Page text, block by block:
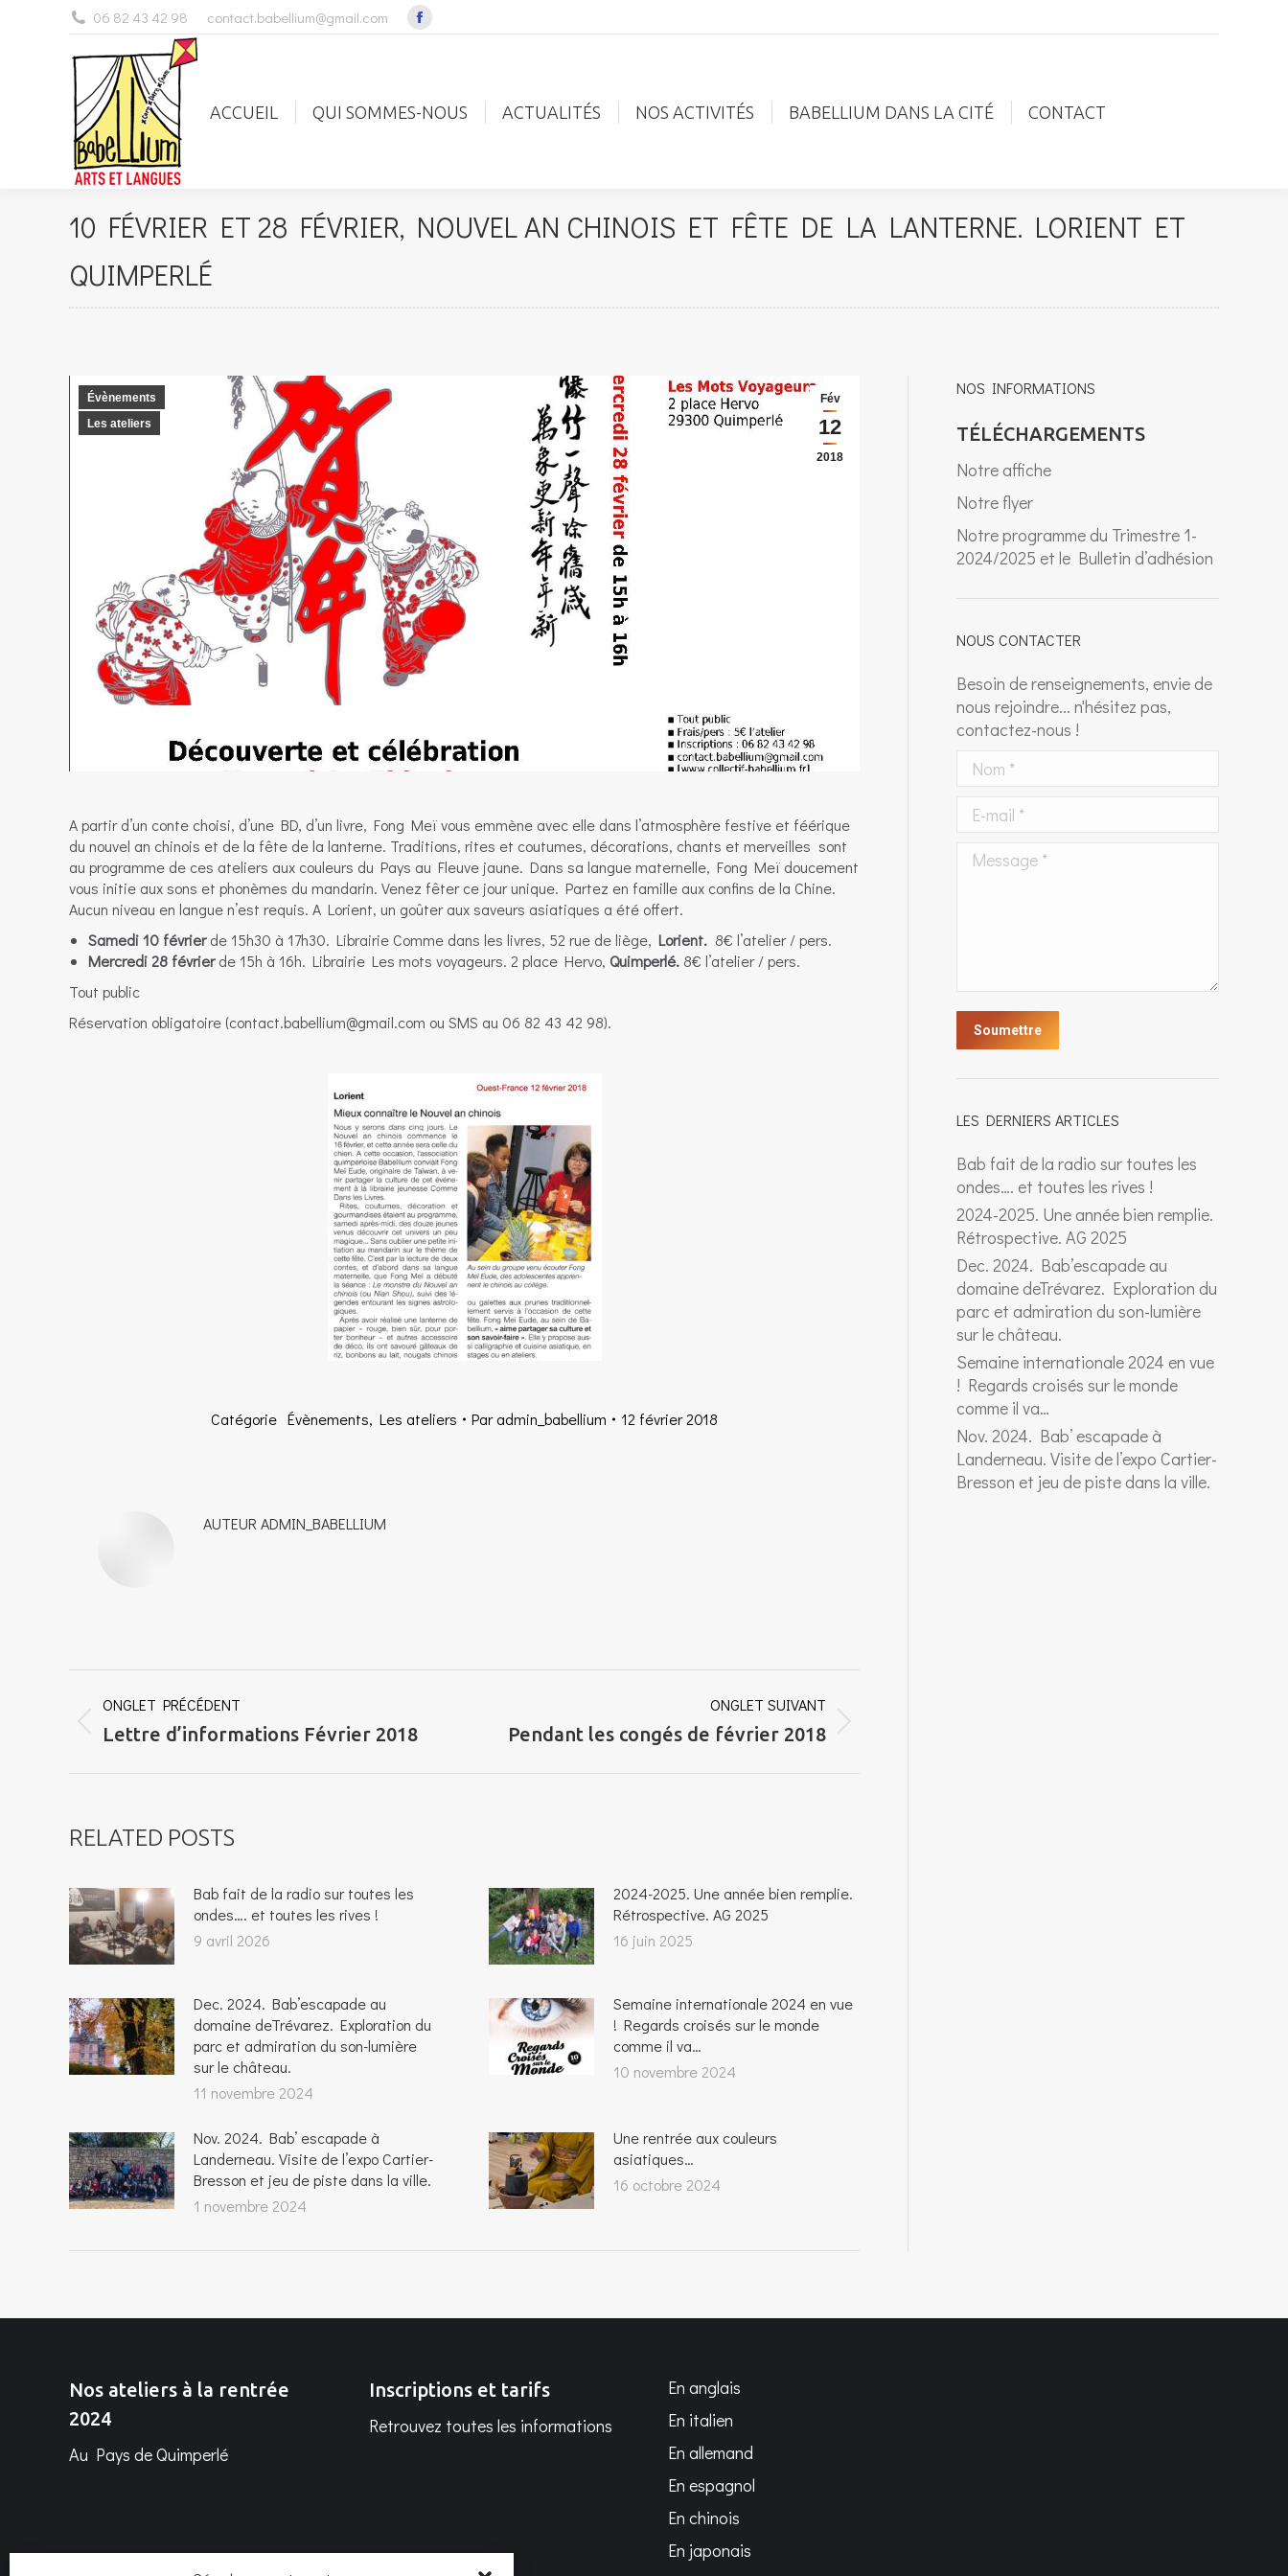
06 82 43 42 98 contact.babellium@gmail.com
Facebook
in
ACCUEIL QUI SOMMES-NOUS ACTUALITÉS NOS ACTIVITÉS BABELLIUM DANS LA CITÉ CONTACT
10 FÉVRIER ET 28 FÉVRIER, NOUVEL AN CHINOIS ET FÊTE DE LA LANTERNE. LORIENT ET
QUIMPERLÉ
Fév
12
2018
Évènements
Les ateliers
A partir d’un conte choisi, d’une BD, d’un livre, Fong Meï vous emmène avec elle dans l’atmosphère festive et féérique
du nouvel an chinois et de la fête de la lanterne. Traditions, rites et coutumes, décorations, chants et merveilles sont
au programme de ces ateliers aux couleurs du Pays au Fleuve jaune. Dans sa langue maternelle, Fong Meï doucement
vous initie aux sons et phonèmes du mandarin. Venez fêter ce jour unique. Partez en famille aux confins de la Chine.
Aucun niveau en langue n’est requis. A Lorient, un goûter aux saveurs asiatiques a été offert.
Samedi 10 févrierde 15h30 à 17h30. Librairie Comme dans les livres, 52 rue de liège, Lorient. 8€ l’atelier / pers.
Mercredi 28 févrierde 15h à 16h. Librairie Les mots voyageurs. 2 place Hervo, Quimperlé. 8€ l’atelier / pers.
Tout public
Réservation obligatoire (contact.babellium@gmail.com ou SMS au 06 82 43 42 98).
Catégorie Évènements, Les ateliers Paradmin_babellium 12 février 2018
AUTEUR ADMIN_BABELLIUM
DE
COMMENTAIRE
ONGLET PRÉCÉDENT
Onglet
Lettre d’informations Février 2018
ONGLET SUIVANT
Onglet
Pendant les congés de février 2018
RELATED POSTS
Bab fait de la radio sur toutes les
ondes…. et toutes les rives !
9 avril 2026
2024-2025. Une année bien remplie.
Rétrospective. AG 2025
16 juin 2025
Dec. 2024. Bab’escapade au
domaine deTrévarez. Exploration du
parc et admiration du son-lumière
sur le château.
11 novembre 2024
Semaine internationale 2024 en vue
! Regards croisés sur le monde
comme il va…
10 novembre 2024
Nov. 2024. Bab’ escapade à
Landerneau. Visite de l’expo Cartier-
Bresson et jeu de piste dans la ville.
1 novembre 2024
Une rentrée aux couleurs
asiatiques…
16 octobre 2024
NOS INFORMATIONS
TÉLÉCHARGEMENTS
Notre affiche
Notre flyer
Notre programme du Trimestre 1-
2024/2025 et le Bulletin d’adhésion
NOUS CONTACTER
Besoin de renseignements, envie de
nous rejoindre... n'hésitez pas,
contactez-nous !
Nom *
E-mail *
Message *
Soumettre
LES DERNIERS ARTICLES
Bab fait de la radio sur toutes les
ondes…. et toutes les rives !
2024-2025. Une année bien remplie.
Rétrospective. AG 2025
Dec. 2024. Bab’escapade au
domaine deTrévarez. Exploration du
parc et admiration du son-lumière
sur le château.
Semaine internationale 2024 en vue
! Regards croisés sur le monde
comme il va…
Nov. 2024. Bab’ escapade à
Landerneau. Visite de l’expo Cartier-
Bresson et jeu de piste dans la ville.
Nos ateliers à la rentrée
2024
Au Pays de Quimperlé
Inscriptions et tarifs
Retrouvez toutes les informations
En anglais
En italien
En allemand
En espagnol
En chinois
En japonais